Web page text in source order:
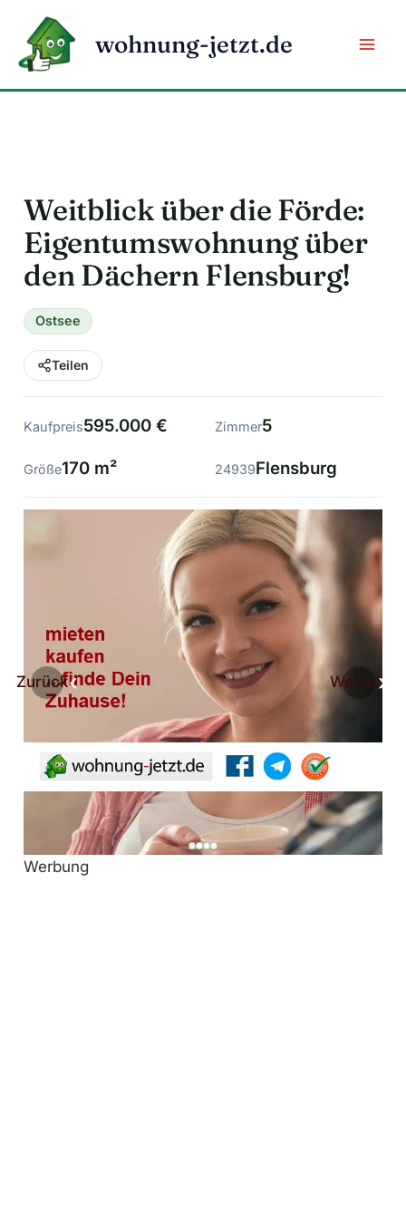
Inhalt
springen
wohnung-jetzt.de
Weitblick über die Förde:
Eigentumswohnung über
den Dächern Flensburg!
Ostsee
Teilen
Kaufpreis595.000 € Zimmer5
Größe170 m² 24939Flensburg
Zurück Weiter
Werbung